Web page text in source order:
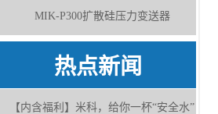
MIK-P300扩散硅压力变送器
热点新闻
【内含福利】米科，给你一杯“安全水”